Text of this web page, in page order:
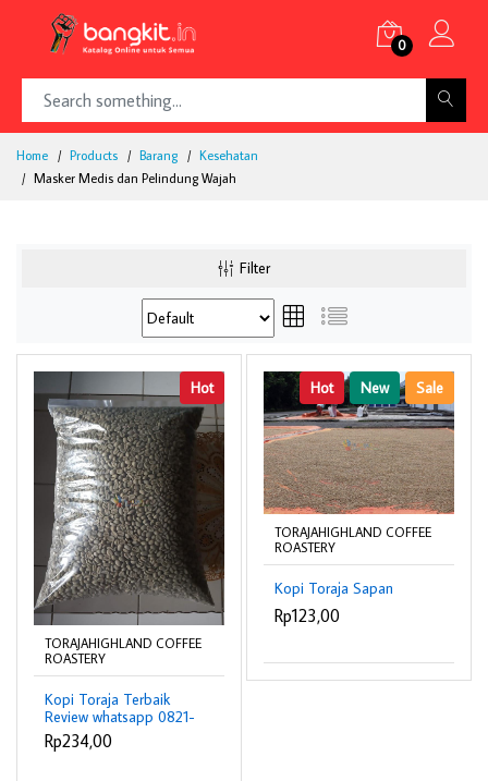
0
Home Products Barang
Kesehatan
Masker Medis dan Pelindung Wajah
Filter
Hot
TORAJAHIGHLAND COFFEE
ROASTERY
Kopi Toraja Terbaik
Review whatsapp 0821-
9307-6208
Rp234,00
Hot New Sale
TORAJAHIGHLAND COFFEE
ROASTERY
Kopi Toraja Sapan
Rp123,00